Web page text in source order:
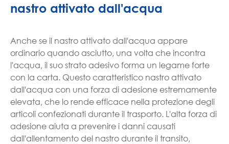
nastro attivato dall'acqua
Anche se il nastro attivato dall'acqua appare
ordinario quando asciutto, una volta che incontra
l'acqua, il suo strato adesivo forma un legame forte
con la carta. Questo caratteristico nastro attivato
dall'acqua con una forza di adesione estremamente
elevata, che lo rende efficace nella protezione degli
articoli confezionati durante il trasporto. L'alta forza di
adesione aiuta a prevenire i danni causati
dall'allentamento del nastro durante il transito,